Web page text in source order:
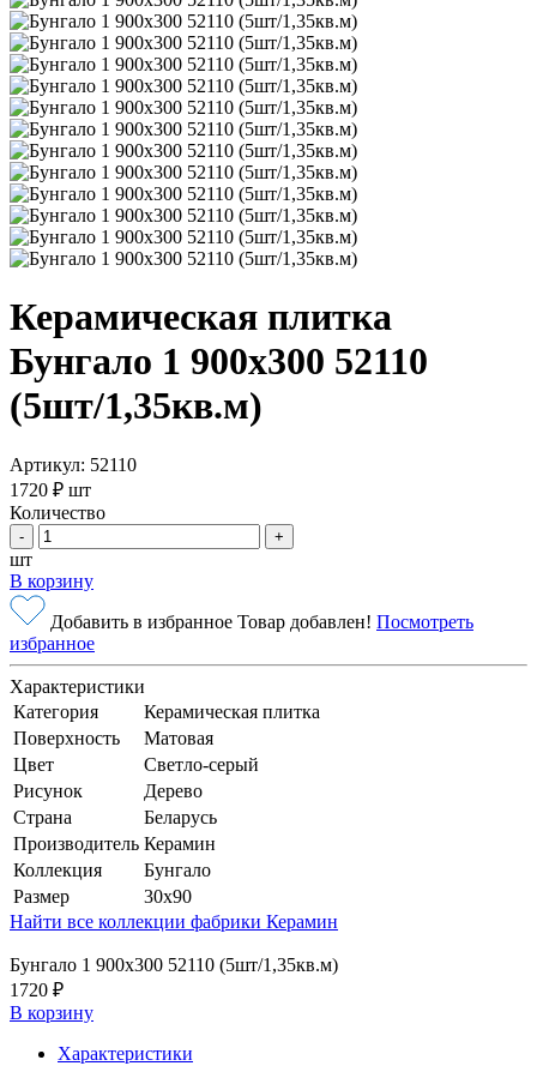
Керамическая плитка
Бунгало 1 900х300 52110
(5шт/1,35кв.м)
Артикул: 52110
1720 ₽ шт
Количество
- +
шт
В корзину
Добавить в избранное Товар добавлен! Посмотреть
избранное
Характеристики
Категория
Керамическая плитка
Поверхность
Матовая
Цвет
Светло-серый
Рисунок
Дерево
Страна
Беларусь
Производитель Керамин
Коллекция
Бунгало
Размер
30x90
Найти все коллекции фабрики Керамин
Бунгало 1 900х300 52110 (5шт/1,35кв.м)
1720 ₽
В корзину
Характеристики